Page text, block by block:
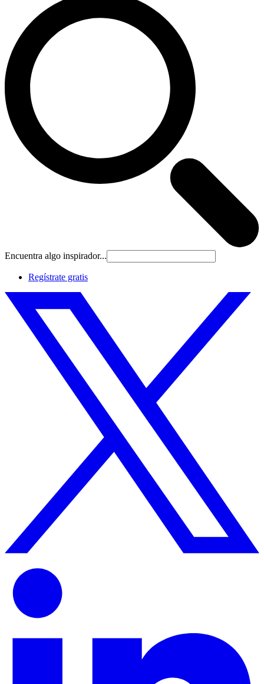
Encuentra algo inspirador...
Regístrate gratis